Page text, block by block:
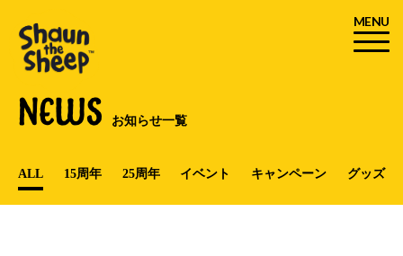
MENU
NEWS お知らせ一覧
ALL 15周年 25周年 イベント キャンペーン グッズ